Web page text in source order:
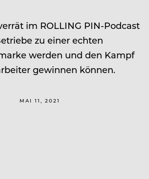
im ROLLING PIN-Podcast
zu einer echten
werden und den Kampf
gewinnen können.
MAI 11, 2021